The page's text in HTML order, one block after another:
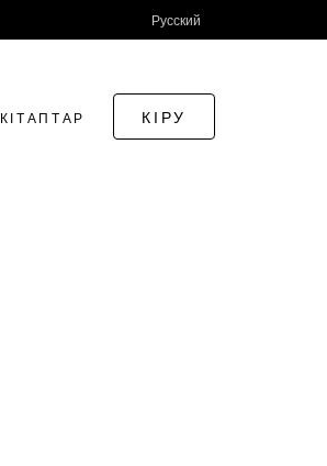
Русский
КІТАПТАР КІРУ